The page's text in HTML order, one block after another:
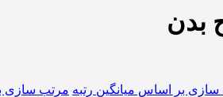
بدن
بر اساس میانگین رتبه مرتب سازی